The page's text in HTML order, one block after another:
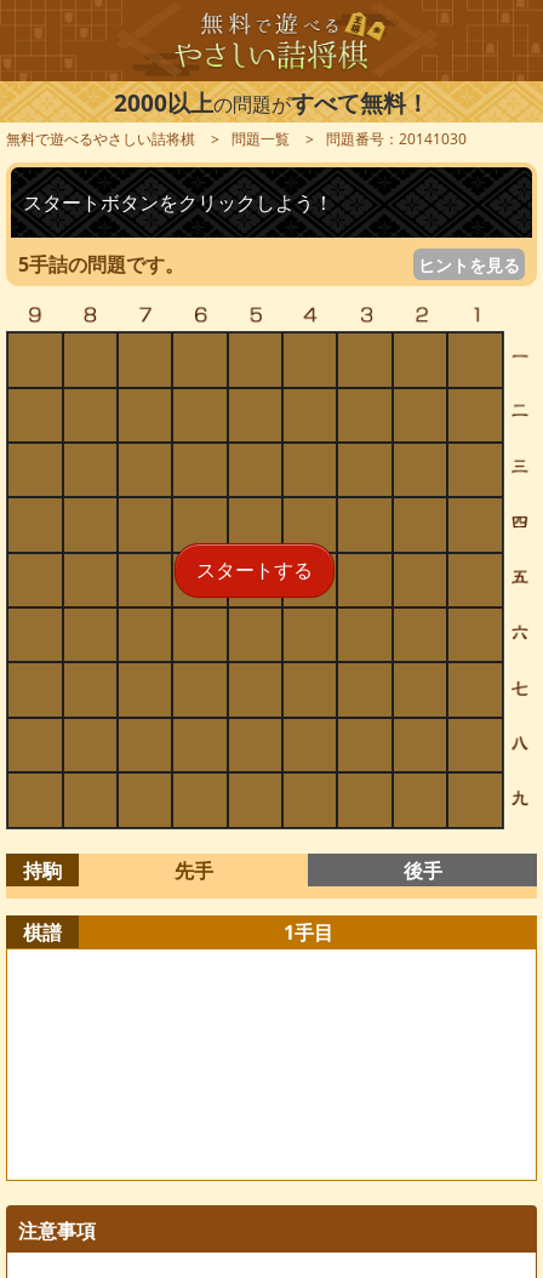
2000以上の問題がすべて無料！
無料で遊べるやさしい詰将棋 問題一覧 問題番号：20141030
スタートボタンをクリックしよう！
5手詰の問題です。 ヒントを見る
スタートする
持駒 先手 後手
棋譜 1手目
注意事項